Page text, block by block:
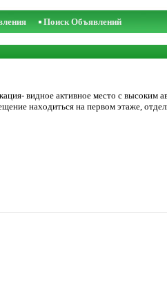
Поиск Объявлений
видное активное место с
находиться на первом этаже,